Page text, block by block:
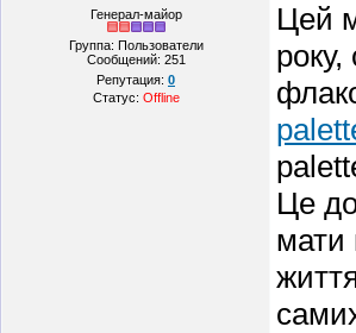
Генерал-майор
Группа: Пользователи
Сообщений: 251
Репутация: 0
Статус: Offline
Цей
року,
Це
мати